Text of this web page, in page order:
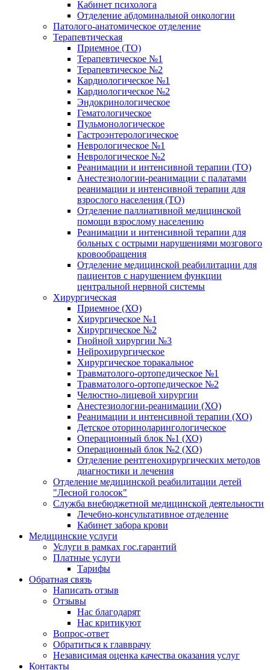
Кабинет психолога
Отделение абдоминальной онкологии
Патолого-анатомическое отделение
Терапевтическая
Приемное (ТО)
Терапевтическое №1
Терапевтическое №2
Кардиологическое №1
Кардиологическое №2
Эндокринологическое
Гематологическое
Пульмонологическое
Гастроэнтерологическое
Неврологическое №1
Неврологическое №2
Реанимации и интенсивной терапии (ТО)
Анестезиологии-реанимации с палатами
реанимации и интенсивной терапии для
взрослого населения (ТО)
Отделение паллиативной медицинской
помощи взрослому населению
Реанимации и интенсивной терапии для
больных с острыми нарушениями мозгового
кровообращения
Отделение медицинской реабилитации для
пациентов с нарушением функции
центральной нервной системы
Хирургическая
Приемное (ХО)
Хирургическое №1
Хирургическое №2
Гнойной хирургии №3
Нейрохирургическое
Хирургическое торакальное
Травматолого-ортопедическое №1
Травматолого-ортопедическое №2
Челюстно-лицевой хирургии
Анестезиологии-реанимации (ХО)
Реанимации и интенсивной терапии (ХО)
Детское оториноларингологическое
Операционный блок №1 (ХО)
Операционный блок №2 (ХО)
Отделение рентгенохирургических методов
диагностики и лечения
Отделение медицинской реабилитации детей
"Лесной голосок"
Служба внебюджетной медицинской деятельности
Лечебно-консультативное отделение
Кабинет забора крови
Медицинские услуги
Услуги в рамках гос.гарантий
Платные услуги
Тарифы
Обратная связь
Написать отзыв
Отзывы
Нас благодарят
Нас критикуют
Вопрос-ответ
Обратиться к главврачу
Независимая оценка качества оказания услуг
Контакты